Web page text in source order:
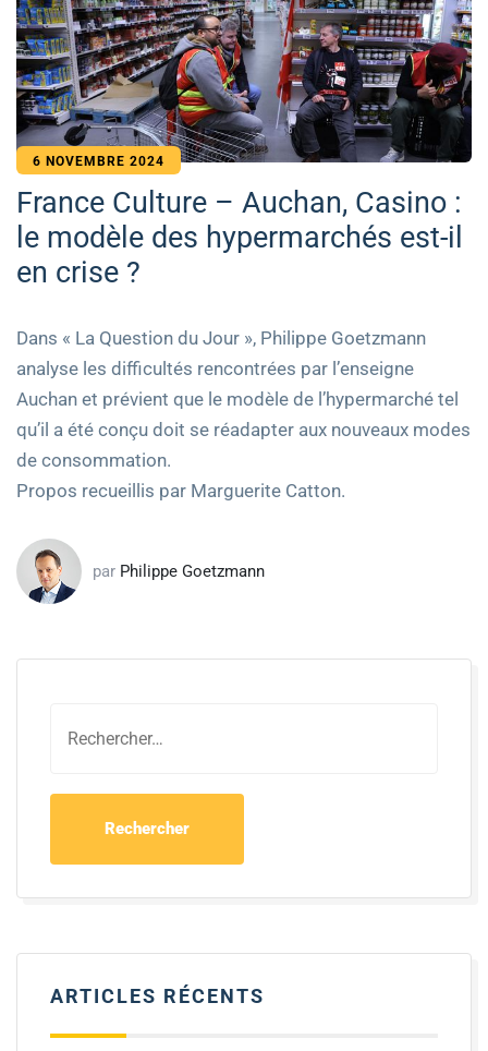
6 NOVEMBRE 2024
France Culture – Auchan, Casino :
le modèle des hypermarchés est-il
en crise ?
Dans « La Question du Jour », Philippe Goetzmann
analyse les difficultés rencontrées par l’enseigne
Auchan et prévient que le modèle de l’hypermarché tel
qu’il a été conçu doit se réadapter aux nouveaux modes
de consommation.
Propos recueillis par Marguerite Catton.
par Philippe Goetzmann
ARTICLES RÉCENTS